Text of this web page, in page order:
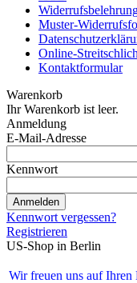
Muster-
Online-
Kontaktformular
Warenkorb
Ihr Warenkorb ist leer.
Anmeldung
E-Mail-Adresse
Kennwort
Anmelden
Kennwort vergessen?
Registrieren
US-Shop in Berlin
Wir freuen uns auf